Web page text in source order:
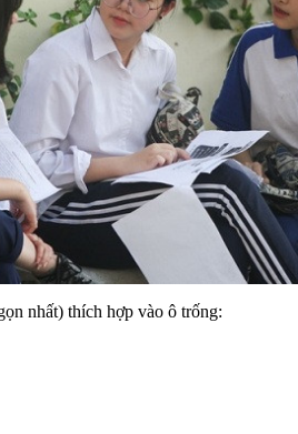
nhất) thích hợp vào ô trống: